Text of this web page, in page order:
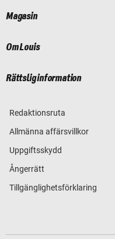
Magasin
Om Louis
Rättslig information
Redaktionsruta
Allmänna affärsvillkor
Uppgiftsskydd
Ångerrätt
Tillgänglighetsförklaring